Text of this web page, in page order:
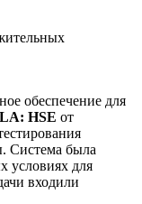
обеспечение для
HSE от
Система была
условиях для
входили